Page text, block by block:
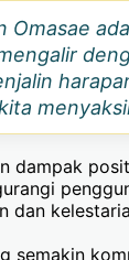
Omasae
dampak
dan
semakin